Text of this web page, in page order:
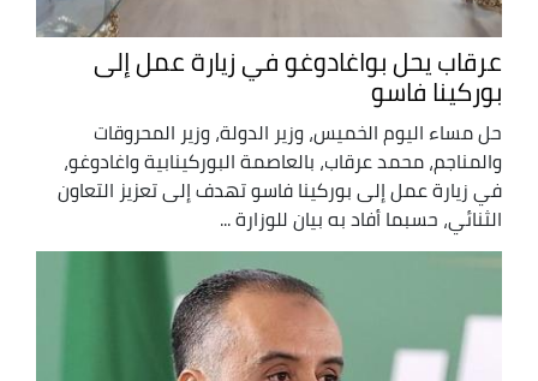
عرقاب يحل بواغادوغو في زيارة عمل إلى
بوركينا فاسو
حل مساء اليوم الخميس، وزير الدولة، وزير المحروقات
والمناجم، محمد عرقاب، بالعاصمة البوركينابية واغادوغو،
في زيارة عمل إلى بوركينا فاسو تهدف إلى تعزيز التعاون
الثنائي، حسبما أفاد به بيان للوزارة ...